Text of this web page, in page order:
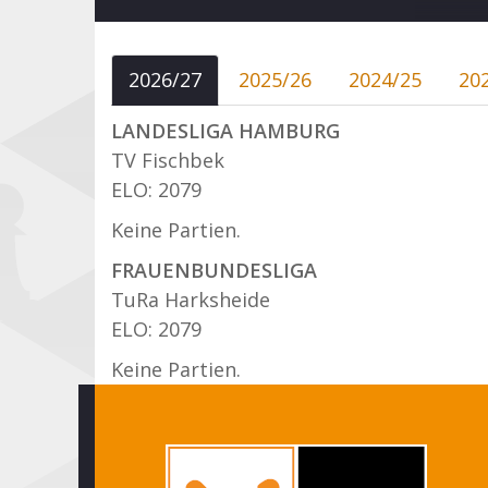
2026/27 2025/26 2024/25
LANDESLIGA HAMBURG
TV Fischbek
ELO: 2079
Keine Partien.
FRAUENBUNDESLIGA
TuRa Harksheide
ELO: 2079
Keine Partien.